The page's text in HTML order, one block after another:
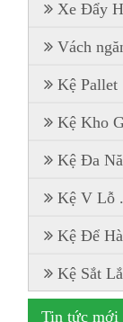
Xe Đẩy
Vách
Kệ Pallet
Kệ Kho
Kệ Đa
Kệ V Lỗ
Kệ Để
Kệ Sắt
Tin tức mới